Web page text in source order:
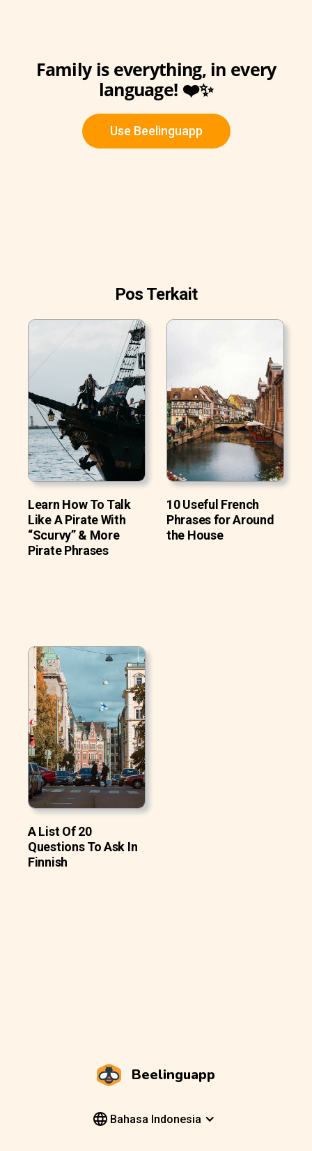
Family is everything, in every
language! ❤️✨
Use Beelinguapp
Pos Terkait
Learn How To Talk
Like A Pirate With
“Scurvy” & More
Pirate Phrases
10 Useful French
Phrases for Around
the House
A List Of 20
Questions To Ask In
Finnish
Beelinguapp
Bahasa Indonesia